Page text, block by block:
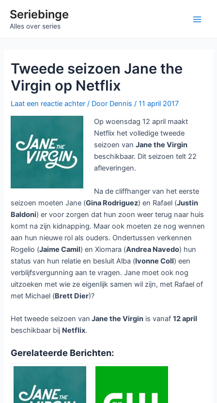
naarSeriebinge
Alles over series
Tweede seizoen Jane the
Virgin op Netflix
Laat een reactie achter / Door Dennis/11 april 2017
Op woensdag 12 april maakt
Netflix het volledige tweede
seizoen vanJane the Virgin
beschikbaar. Dit seizoen telt 22
afleveringen.
Na de cliffhanger van het eerste
seizoen moeten Jane (Gina Rodriguez) en Rafael (Justin
Baldoni) er voor zorgen dat hun zoon weer terug naar huis
komt na zijn kidnapping. Maar ook moeten ze nog wennen
aan hun nieuwe rol als ouders. Ondertussen verkennen
Rogelio (Jaime Camil) en Xiomara (Andrea Navedo) hun
status van hun relatie en besluit Alba (Ivonne Coll) een
verblijfsvergunning aan te vragen. Jane moet ook nog
uitzoeken met wie ze eigenlijk samen wil zijn, met Rafael of
met Michael (Brett Dier)?
Het tweede seizoen van Jane the Virgin is vanaf12 april
beschikbaar bij Netflix.
Gerelateerde Berichten: